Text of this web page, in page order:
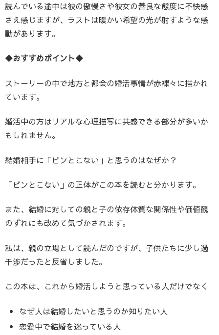
読んでいる途中は彼の傲慢さや彼女の善良な態度に不快感
さえ感じますが、ラストは暖かい希望の光が射すような感
動があります。
◆おすすめポイント◆
ストーリーの中で地方と都会の婚活事情が赤裸々に描かれ
ています。
婚活中の方はリアルな心理描写に共感できる部分が多いか
もしれません。
結婚相手に「ピンとこない」と思うのはなぜか？
「ピンとこない」の正体がこの本を読むと分かります。
また、結婚に対しての親と子の依存体質な関係性や価値観
のずれにも改めて気づかされます。
私は、親の立場として読んだのですが、子供たちに少し過
干渉だったと反省しました。
この本は、これから婚活しようと思っている人だけでなく
なぜ人は結婚したいと思うのか知りたい人
恋愛中で結婚を迷っている人